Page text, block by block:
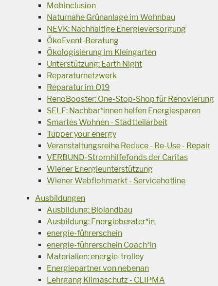
Mobinclusion
Naturnahe Grünanlage im Wohnbau
NEVK: Nachhaltige Energieversorgung
ÖkoEvent-Beratung
Ökologisierung im Kleingarten
Unterstützung: Earth Night
Reparaturnetzwerk
Reparatur im Q19
RenoBooster: One-Stop-Shop für Renovierung
SELF: Nachbar*innen helfen Energiesparen
Smartes Wohnen - Stadtteilarbeit
Tupper your energy
Veranstaltungsreihe Reduce - Re-Use - Repair
VERBUND-Stromhilfefonds der Caritas
Wiener Energieunterstützung
Wiener Webflohmarkt - Servicehotline
Ausbildungen
Ausbildung: Biolandbau
Ausbildung: Energieberater*in
energie-führerschein
energie-führerschein Coach*in
Materialien: energie-trolley
Energiepartner von nebenan
Lehrgang Klimaschutz - CLIPMA